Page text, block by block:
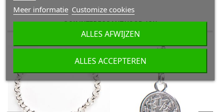
OOK INTERESSANT VOOR JOU
Meer informatie Customize cookies
ALLES AFWIJZEN
ALLES ACCEPTEREN